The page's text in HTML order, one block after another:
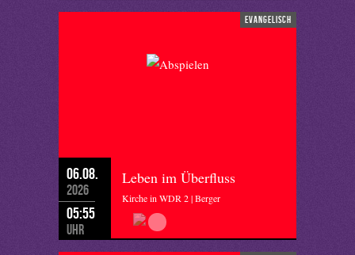
evangelisch
06.08.
2026
05:55
Uhr
Leben im Überfluss
Kirche in WDR 2 | Berger